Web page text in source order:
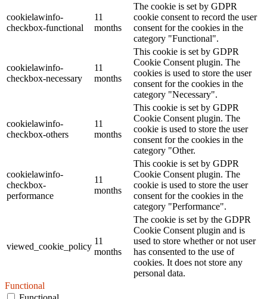
cookielawinfo-
checkbox-functional
11
months
The cookie is set by GDPR
cookie consent to record the user
consent for the cookies in the
category "Functional".
cookielawinfo-
checkbox-necessary
11
months
This cookie is set by GDPR
Cookie Consent plugin. The
cookies is used to store the user
consent for the cookies in the
category "Necessary".
cookielawinfo-
checkbox-others
11
months
This cookie is set by GDPR
Cookie Consent plugin. The
cookie is used to store the user
consent for the cookies in the
category "Other.
cookielawinfo-
checkbox-
performance
11
months
This cookie is set by GDPR
Cookie Consent plugin. The
cookie is used to store the user
consent for the cookies in the
category "Performance".
viewed_cookie_policy
11
months
The cookie is set by the GDPR
Cookie Consent plugin and is
used to store whether or not user
has consented to the use of
cookies. It does not store any
personal data.
Functional